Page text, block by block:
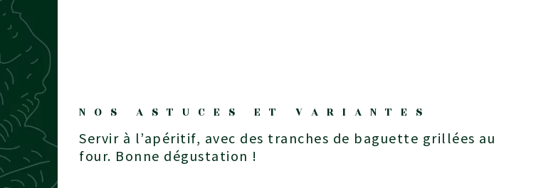
NOS ASTUCES ET VARIANTES
Servir à l’apéritif, avec des tranches de baguette grillées au
four. Bonne dégustation !